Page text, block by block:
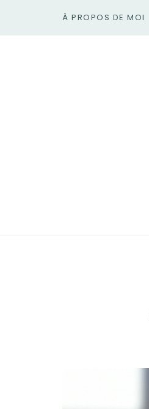
À PROPOS DE MOI